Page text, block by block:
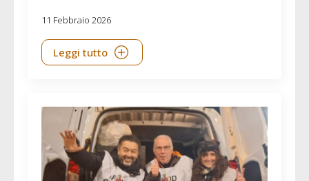
11 Febbraio 2026
Leggi tutto